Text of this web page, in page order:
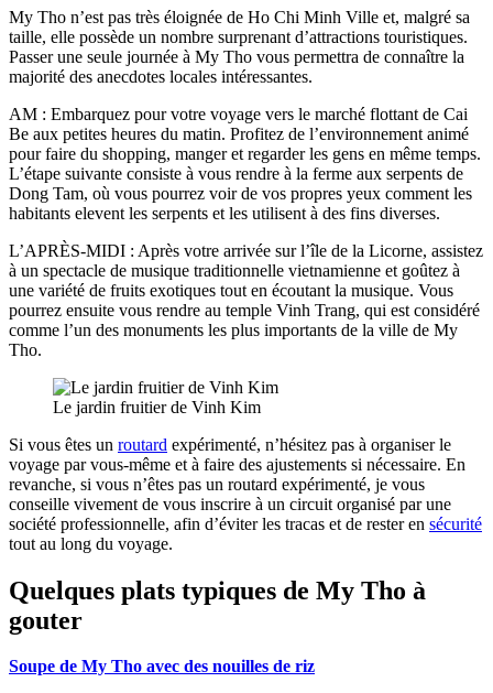
My Tho n’est pas très éloignée de Ho Chi Minh Ville et, malgré sa
taille, elle possède un nombre surprenant d’attractions touristiques.
Passer une seule journée à My Tho vous permettra de connaître la
majorité des anecdotes locales intéressantes.
AM : Embarquez pour votre voyage vers le marché flottant de Cai
Be aux petites heures du matin. Profitez de l’environnement animé
pour faire du shopping, manger et regarder les gens en même temps.
L’étape suivante consiste à vous rendre à la ferme aux serpents de
Dong Tam, où vous pourrez voir de vos propres yeux comment les
habitants elevent les serpents et les utilisent à des fins diverses.
L’APRÈS-MIDI : Après votre arrivée sur l’île de la Licorne, assistez
à un spectacle de musique traditionnelle vietnamienne et goûtez à
une variété de fruits exotiques tout en écoutant la musique. Vous
pourrez ensuite vous rendre au temple Vinh Trang, qui est considéré
comme l’un des monuments les plus importants de la ville de My
Tho.
Le jardin fruitier de Vinh Kim
Si vous êtes un routard expérimenté, n’hésitez pas à organiser le
voyage par vous-même et à faire des ajustements si nécessaire. En
revanche, si vous n’êtes pas un routard expérimenté, je vous
conseille vivement de vous inscrire à un circuit organisé par une
société professionnelle, afin d’éviter les tracas et de rester en sécurité
tout au long du voyage.
Quelques plats typiques de My Tho à
gouter
Soupe de My Tho avec des nouilles de riz